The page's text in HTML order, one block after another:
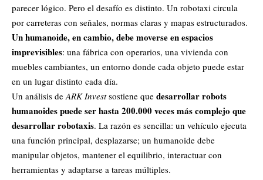
parecer lógico. Pero el desafío es distinto. Un robotaxi circula
por carreteras con señales, normas claras y mapas estructurados.
Un humanoide, en cambio, debe moverse en espacios
imprevisibles: una fábrica con operarios, una vivienda con
muebles cambiantes, un entorno donde cada objeto puede estar
en un lugar distinto cada día.
Un análisis deARK Investsostiene que desarrollar robots
humanoides puede ser hasta 200.000 veces más complejo que
desarrollar robotaxis. La razón es sencilla: un vehículo ejecuta
una función principal, desplazarse; un humanoide debe
manipular objetos, mantener el equilibrio, interactuar con
herramientas y adaptarse a tareas múltiples.